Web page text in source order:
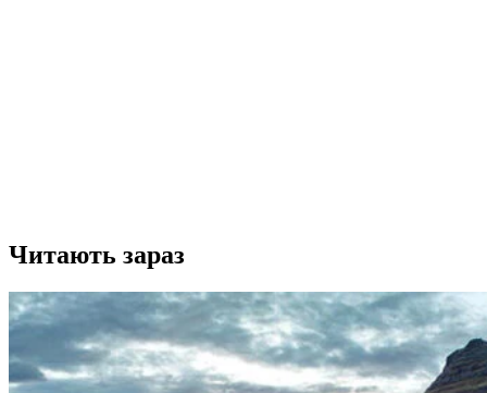
Читають зараз